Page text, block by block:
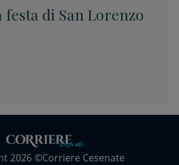
festa di San Lorenzo
2026 ©Corriere Cesenate